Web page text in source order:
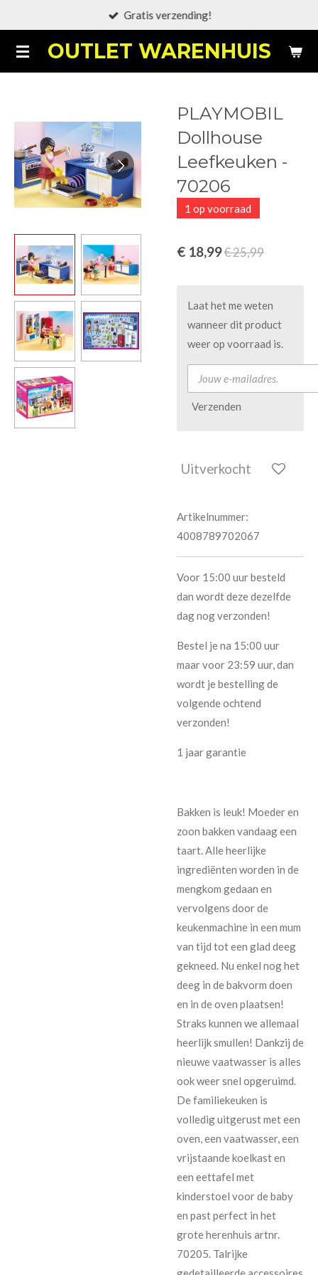
naar
de
OUTLET WARENHUIS
Gratis verzending!
PLAYMOBIL
Dollhouse
Leefkeuken -
70206
1 op voorraad
€ 18,99€ 25,99
Laat het me weten
wanneer dit product
weer op voorraad is.
Verzenden
Uitverkocht
Artikelnummer:
4008789702067
Voor 15:00 uur besteld
dan wordt deze dezelfde
dag nog verzonden!
Bestel je na 15:00 uur
maar voor 23:59 uur, dan
wordt je bestelling de
volgende ochtend
verzonden!
1 jaar garantie
Bakken is leuk! Moeder en
zoon bakken vandaag een
taart. Alle heerlijke
ingrediënten worden in de
mengkom gedaan en
vervolgens door de
keukenmachine in een mum
van tijd tot een glad deeg
gekneed. Nu enkel nog het
deeg in de bakvorm doen
en in de oven plaatsen!
Straks kunnen we allemaal
heerlijk smullen! Dankzij de
nieuwe vaatwasser is alles
ook weer snel opgeruimd.
De familiekeuken is
volledig uitgerust met een
oven, een vaatwasser, een
vrijstaande koelkast en
een eettafel met
kinderstoel voor de baby
en past perfect in het
grote herenhuis artnr.
70205. Talrijke